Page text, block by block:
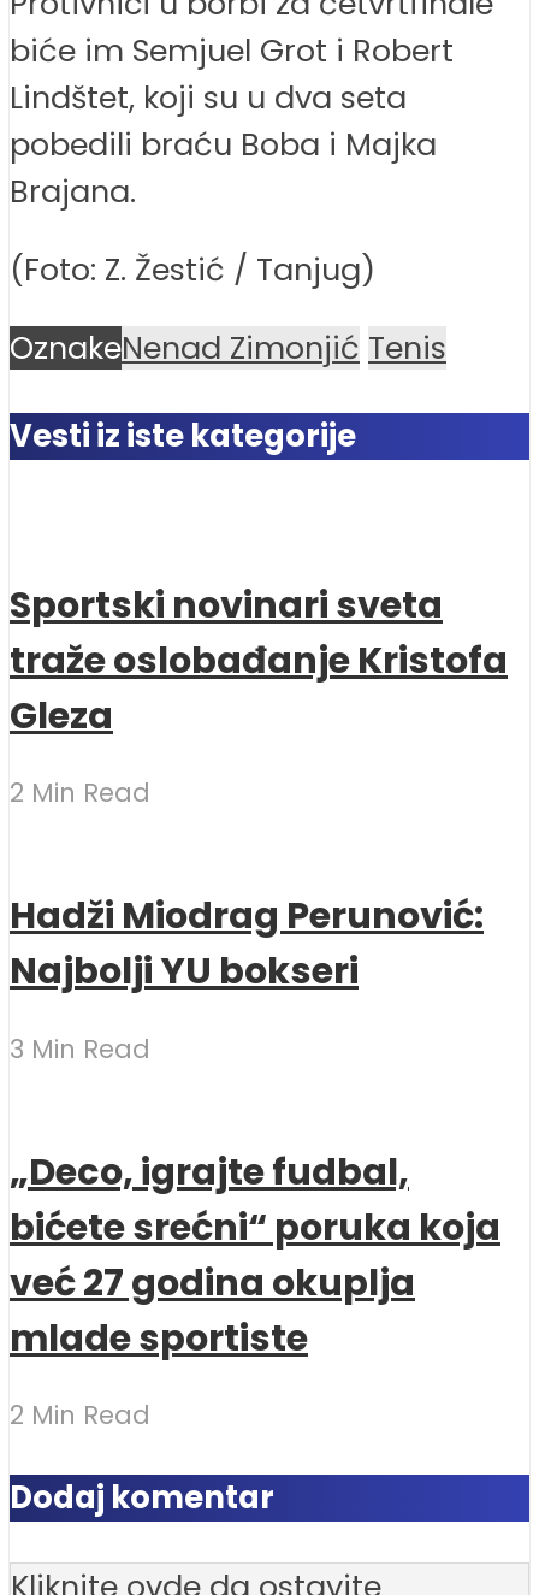
biće im Semjuel Grot i Robert
Lindštet, koji su u dva seta
pobedili braću Boba i Majka
Brajana.
(Foto: Z. Žestić / Tanjug)
OznakeNenad Zimonjić Tenis
Vesti iz iste kategorije
Sportski novinari sveta
traže oslobađanje Kristofa
Gleza
2 Min Read
Hadži Miodrag Perunović:
Najbolji YU bokseri
3 Min Read
„Deco, igrajte fudbal,
bićete srećni“ poruka koja
već 27 godina okuplja
mlade sportiste
2 Min Read
Dodaj komentar